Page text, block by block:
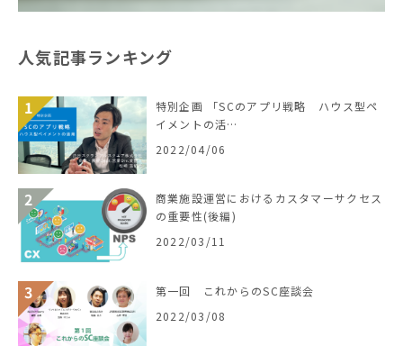
人気記事ランキング
特別企画 「SCのアプリ戦略 ハウス型ペ
イメントの活…
2022/04/06
商業施設運営におけるカスタマーサクセス
の重要性(後編)
2022/03/11
第一回 これからのSC座談会
2022/03/08